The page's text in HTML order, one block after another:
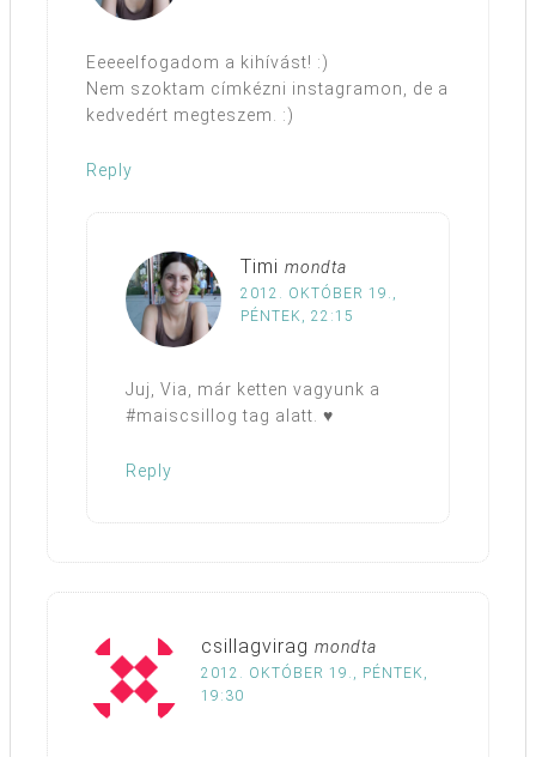
Eeeeelfogadom a kihívást! :)
Nem szoktam címkézni instagramon, de a
kedvedért megteszem. :)
Reply
Timi mondta
2012. OKTÓBER 19.,
PÉNTEK, 22:15
Juj, Via, már ketten vagyunk a
#maiscsillog tag alatt. ♥
Reply
csillagvirag mondta
2012. OKTÓBER 19., PÉNTEK,
19:30